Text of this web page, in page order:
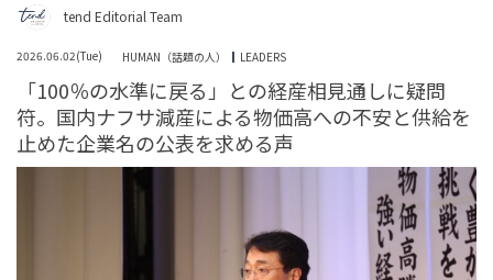
「引退すべきはあなたでは」蓮舫氏に猛反発の嵐…安住
氏が森下千里氏に敗北し中道改革連合は大敗、無責任な
LEADERS
tend Editorial Team
tend Editorial Team
2026.06.02(Tue) HUMAN（話題の人） LEADERS
「100％の水準に戻る」との経産相見通しに疑問
符。国内ナフサ減産による物価高への不安と供給を
止めた企業名の公表を求める声